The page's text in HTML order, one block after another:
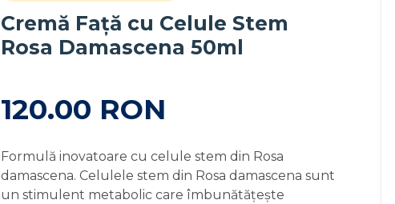
Cremă Față cu Celule Stem
Rosa Damascena 50ml
120.00 RON
Formulă inovatoare cu celule stem din Rosa
damascena. Celulele stem din Rosa damascena sunt
un stimulent metabolic care îmbunătățește